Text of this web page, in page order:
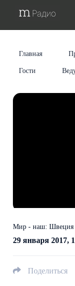
Главная
Гости
Мир - наш: Швеция
29 января 2017,
Поделиться